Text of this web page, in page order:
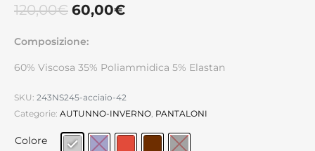
120,00€ 60,00€
Composizione:
60% Viscosa 35% Poliammidica 5% Elastan
SKU: 243NS245-acciaio-42
Categorie: AUTUNNO-INVERNO PANTALONI
Colore